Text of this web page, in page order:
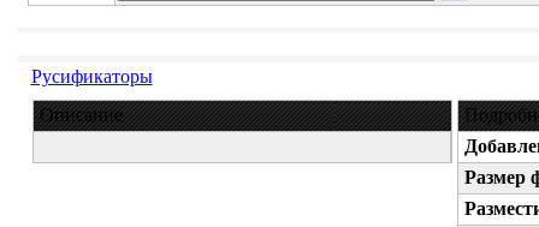
Русификаторы
Описание
Размер